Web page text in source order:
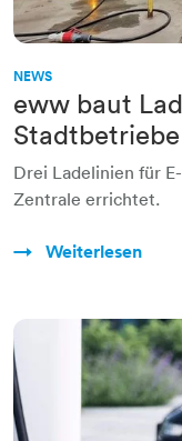
NEWS
eww baut
Drei Ladelinien für
Zentrale errichtet.
Weiterlesen